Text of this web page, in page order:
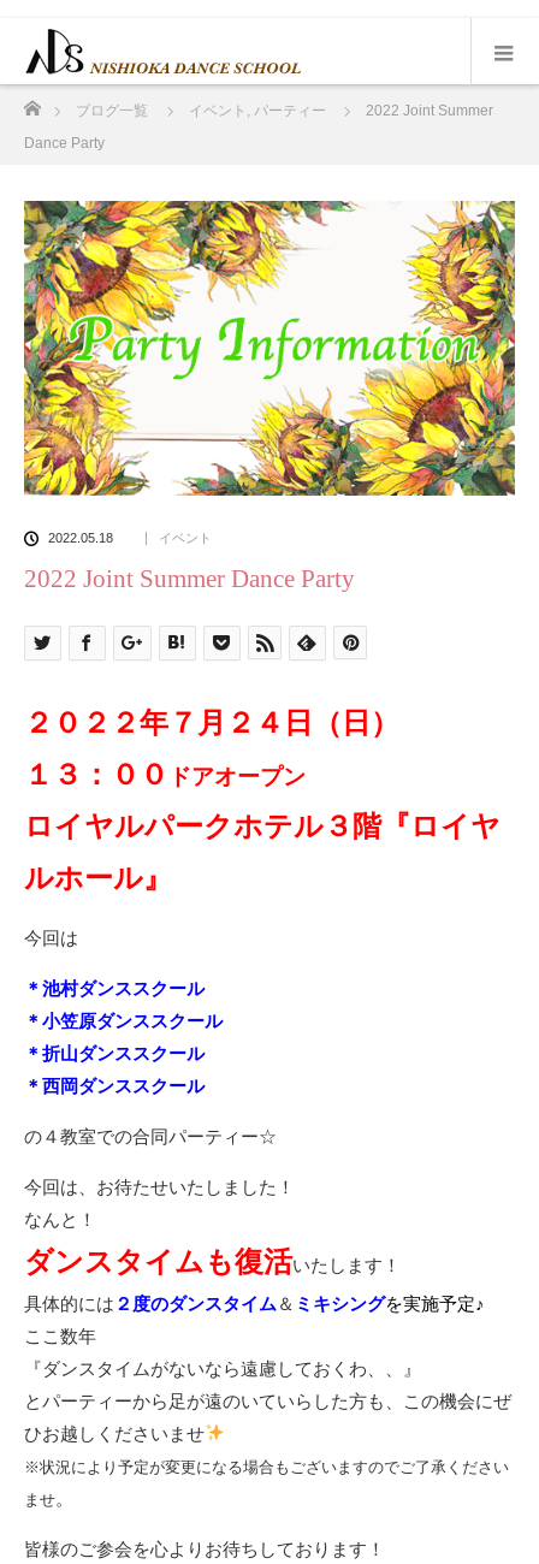
ブログ一覧 イベント , パーティー
2022 Joint Summer
Dance Party
2022.05.18 イベント
2022 Joint Summer Dance Party
２０２２年７月２４日（日）
１３：００ ドアオープン
ロイヤルパークホテル３階『ロイヤ
ルホール』
今回は
＊池村ダンススクール
＊小笠原ダンススクール
＊折山ダンススクール
＊西岡ダンススクール
の４教室での合同パーティー☆
今回は、お待たせいたしました！
なんと！
ダンスタイムも復活いたします！
具体的には ２度のダンスタイム ＆ ミキシングを実施予定♪
ここ数年
『ダンスタイムがないなら遠慮しておくわ、、』
とパーティーから足が遠のいていらした方も、この機会にぜ
ひお越しくださいませ
※状況により予定が変更になる場合もございますのでご了承ください
ませ。
皆様のご参会を心よりお待ちしております！